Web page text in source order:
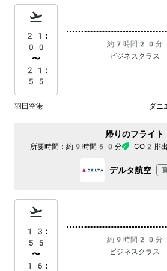
21:
00
〜
21:
55
約7時間20分
ビジネスクラス
羽田空港 ダニ
帰りのフライト
所要時間： 約9時間50分 CO2排出
デルタ航空
13:
55
〜
16:
約9時間20分
ビジネスクラス